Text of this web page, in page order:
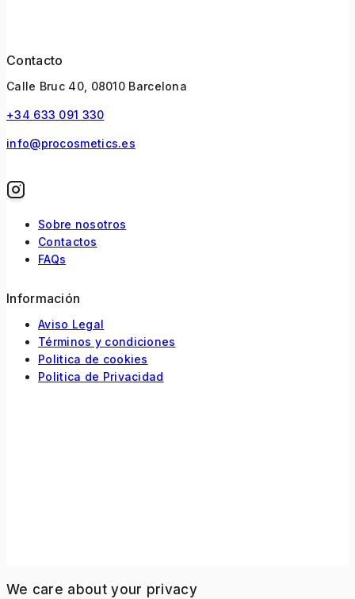
Contacto
Calle Bruc 40, 08010 Barcelona
+34 633 091 330
info@procosmetics.es
Sobre nosotros
Contactos
FAQs
Información
Aviso Legal
Términos y condiciones
Politica de cookies
Politica de Privacidad
We care about your privacy